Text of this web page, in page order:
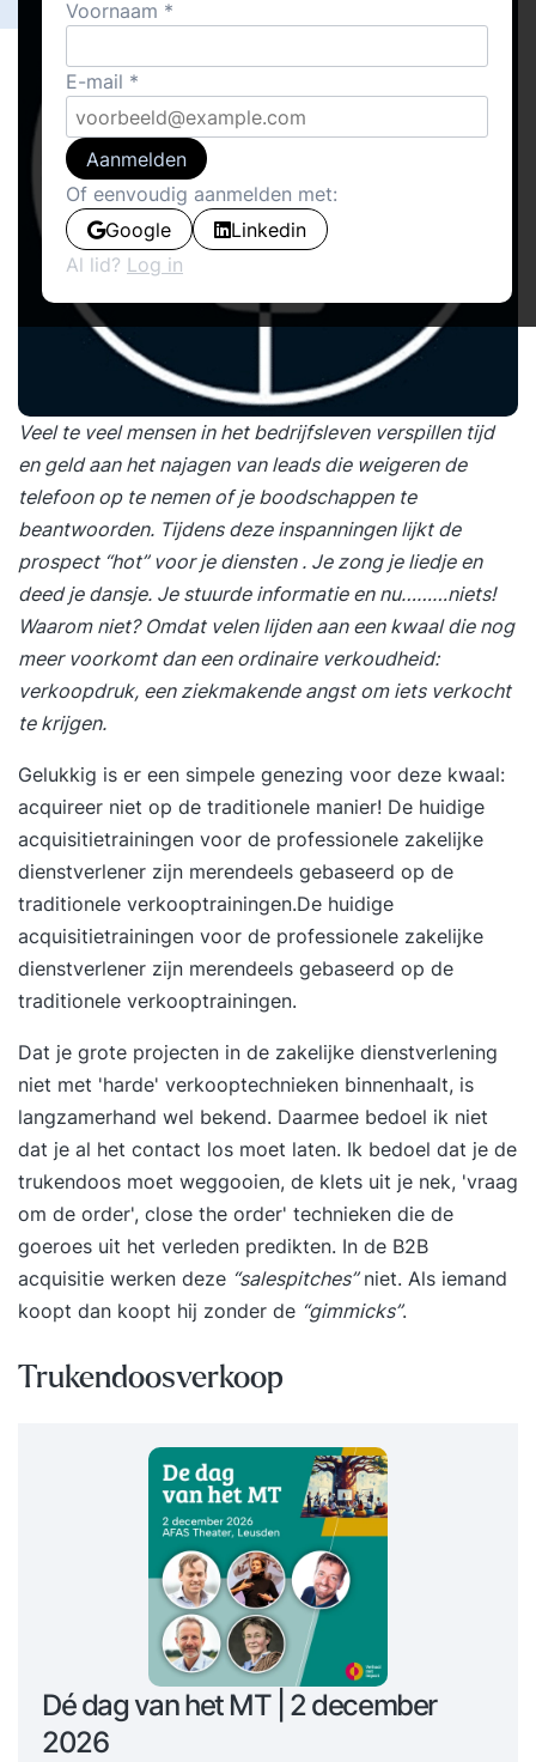
Veel te veel mensen in het bedrijfsleven verspillen tijd
en geld aan het najagen van leads die weigeren de
telefoon op te nemen of je boodschappen te
beantwoorden. Tijdens deze inspanningen lijkt de
prospect “hot” voor je diensten . Je zong je liedje en
deed je dansje. Je stuurde informatie en nu………niets!
Waarom niet? Omdat velen lijden aan een kwaal die nog
meer voorkomt dan een ordinaire verkoudheid:
verkoopdruk, een ziekmakende angst om iets verkocht
te krijgen.
Gelukkig is er een simpele genezing voor deze kwaal:
acquireer niet op de traditionele manier! De huidige
acquisitietrainingen voor de professionele zakelijke
dienstverlener zijn merendeels gebaseerd op de
traditionele verkooptrainingen.De huidige
acquisitietrainingen voor de professionele zakelijke
dienstverlener zijn merendeels gebaseerd op de
traditionele verkooptrainingen.
Dat je grote projecten in de zakelijke dienstverlening
niet met 'harde' verkooptechnieken binnenhaalt, is
langzamerhand wel bekend. Daarmee bedoel ik niet
dat je al het contact los moet laten. Ik bedoel dat je de
trukendoos moet weggooien, de klets uit je nek, 'vraag
om de order', close the order' technieken die de
goeroes uit het verleden predikten. In de B2B
acquisitie werken deze “salespitches”niet. Als iemand
koopt dan koopt hij zonder de “gimmicks”.
Trukendoosverkoop
Dé dag van het MT | 2 december
2026
Voornaam
E-mail
Aanmelden
Of eenvoudig aanmelden met:
Google
Linkedin
Al lid? Log in